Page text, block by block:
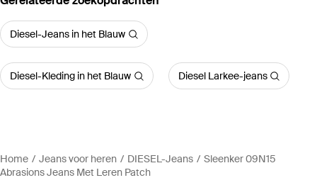
Diesel-Jeans in het Blauw
Diesel-Kleding in het Blauw Diesel Larkee-jeans
Home Jeans voor heren DIESEL-Jeans
Sleenker 09N15
Abrasions Jeans Met Leren Patch